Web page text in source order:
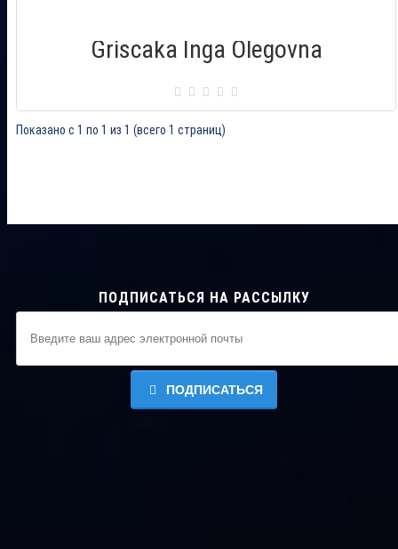
Griscaka Inga Olegovna
Сертификат: 008226
Город: Daugavpils
Дата выдачи: 20.06.2015
Показано с 1 по 1 из 1 (всего 1 страниц)
ПОДПИСАТЬСЯ НА РАССЫЛКУ
ПОДПИСАТЬСЯ